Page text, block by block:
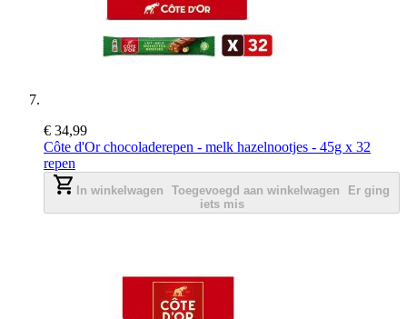
€ 34,99
Côte d'Or chocoladerepen - melk hazelnootjes - 45g x 32
repen
In winkelwagen Toegevoegd aan winkelwagen
Er ging
iets mis